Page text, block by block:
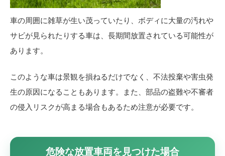
車の周囲に雑草が生い茂っていたり、ボディに大量の汚れや
サビが見られたりする車は、長期間放置されている可能性が
あります。
このような車は景観を損ねるだけでなく、不法投棄や害虫発
生の原因になることもあります。また、部品の盗難や不審者
の侵入リスクが高まる場合もあるため注意が必要です。
危険な放置車両を見つけた場合